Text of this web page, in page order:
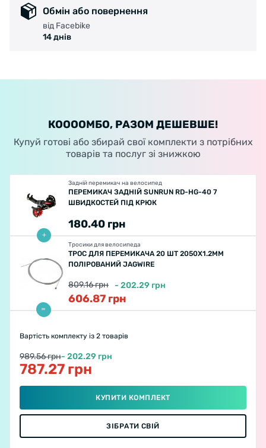
Обмін або повернення
від Facebike
14 днів
КООООМБО, РАЗОМ ДЕШЕВШЕ!
Купуй готові або збирай свої комплекти з потрібних
товарів та послуг зі знижкою
Задній перемикач на велосипед
ПЕРЕМИКАЧ ЗАДНІЙ SUNRUN RD-HG-40 7
ШВИДКОСТЕЙ ПІД КРЮК
180.40 грн
Тросики для велосипеда
ТРОС ДЛЯ ПЕРЕМИКАЧА 20 ШТ 2050Х1.2ММ
ПОЛІРОВАНИЙ JAGWIRE
809.16грн - 202.29 грн
606.87 грн
Вартість комплекту із 2 товарів
989.56 грн- 202.29 грн
787.27 грн
КУПИТИ КОМПЛЕКТ
ЗІБРАТИ СВІЙ